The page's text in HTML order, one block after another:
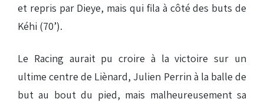
et repris par Dieye, mais qui fila à côté des buts de
Kéhi (70’).
Le Racing aurait pu croire à la victoire sur un
ultime centre de Liènard, Julien Perrin à la balle de
but au bout du pied, mais malheureusement sa